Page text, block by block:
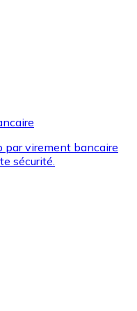
en espèces et d'autres
pour acheter
de vos marques
par virement bancaire
sécurité.